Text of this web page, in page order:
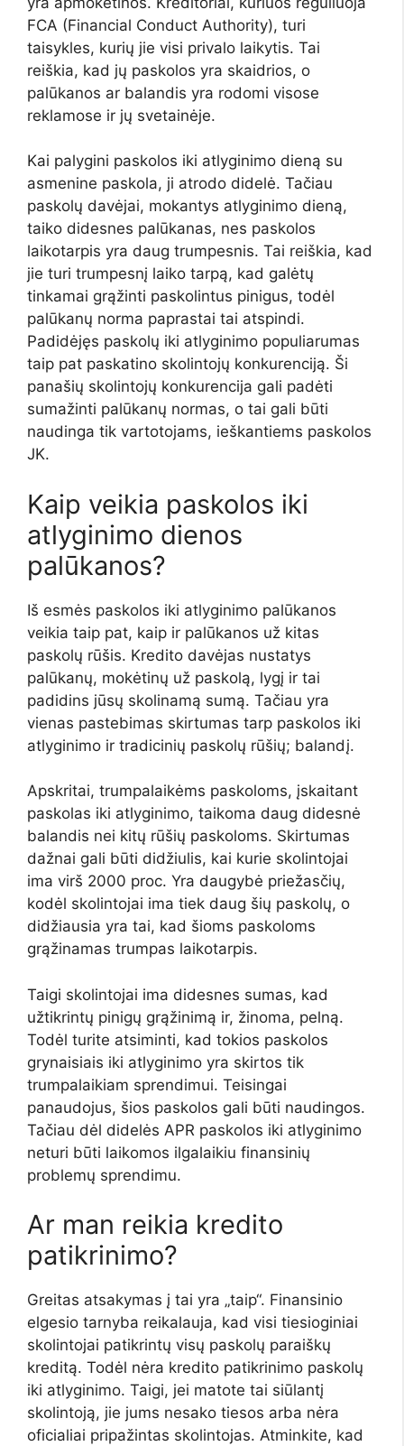
FCA (Financial Conduct Authority), turi
taisykles, kurių jie visi privalo laikytis. Tai
reiškia, kad jų paskolos yra skaidrios, o
palūkanos ar balandis yra rodomi visose
reklamose ir jų svetainėje.
Kai palygini paskolos iki atlyginimo dieną su
asmenine paskola, ji atrodo didelė. Tačiau
paskolų davėjai, mokantys atlyginimo dieną,
taiko didesnes palūkanas, nes paskolos
laikotarpis yra daug trumpesnis. Tai reiškia, kad
jie turi trumpesnį laiko tarpą, kad galėtų
tinkamai grąžinti paskolintus pinigus, todėl
palūkanų norma paprastai tai atspindi.
Padidėjęs paskolų iki atlyginimo populiarumas
taip pat paskatino skolintojų konkurenciją. Ši
panašių skolintojų konkurencija gali padėti
sumažinti palūkanų normas, o tai gali būti
naudinga tik vartotojams, ieškantiems paskolos
JK.
Kaip veikia paskolos iki
atlyginimo dienos
palūkanos?
Iš esmės paskolos iki atlyginimo palūkanos
veikia taip pat, kaip ir palūkanos už kitas
paskolų rūšis. Kredito davėjas nustatys
palūkanų, mokėtinų už paskolą, lygį ir tai
padidins jūsų skolinamą sumą. Tačiau yra
vienas pastebimas skirtumas tarp paskolos iki
atlyginimo ir tradicinių paskolų rūšių; balandį.
Apskritai, trumpalaikėms paskoloms, įskaitant
paskolas iki atlyginimo, taikoma daug didesnė
balandis nei kitų rūšių paskoloms. Skirtumas
dažnai gali būti didžiulis, kai kurie skolintojai
ima virš 2000 proc. Yra daugybė priežasčių,
kodėl skolintojai ima tiek daug šių paskolų, o
didžiausia yra tai, kad šioms paskoloms
grąžinamas trumpas laikotarpis.
Taigi skolintojai ima didesnes sumas, kad
užtikrintų pinigų grąžinimą ir, žinoma, pelną.
Todėl turite atsiminti, kad tokios paskolos
grynaisiais iki atlyginimo yra skirtos tik
trumpalaikiam sprendimui. Teisingai
panaudojus, šios paskolos gali būti naudingos.
Tačiau dėl didelės APR paskolos iki atlyginimo
neturi būti laikomos ilgalaikiu finansinių
problemų sprendimu.
Ar man reikia kredito
patikrinimo?
Greitas atsakymas į tai yra „taip“. Finansinio
elgesio tarnyba reikalauja, kad visi tiesioginiai
skolintojai patikrintų visų paskolų paraiškų
kreditą. Todėl nėra kredito patikrinimo paskolų
iki atlyginimo. Taigi, jei matote tai siūlantį
skolintoją, jie jums nesako tiesos arba nėra
oficialiai pripažintas skolintojas. Atminkite, kad